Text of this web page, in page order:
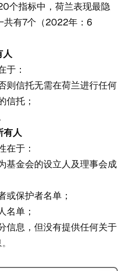
个指标中，荷兰表现最隐
共有7个（2022年：6
人
于：
则信托无需在荷兰进行任何
信托；
有人
在于：
基金会的设立人及理事会成
或保护者名单；
名单；
信息，但没有提供任何关于